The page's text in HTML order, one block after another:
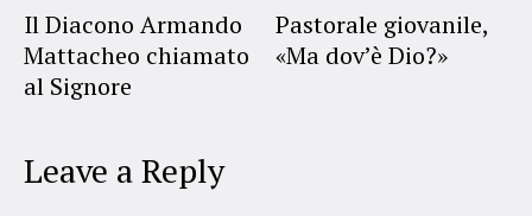
Il Diacono Armando
Mattacheo chiamato
al Signore
Pastorale giovanile,
«Ma dov’è Dio?»
Leave a Reply